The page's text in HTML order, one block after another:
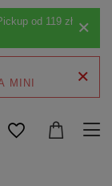
od 119 zł